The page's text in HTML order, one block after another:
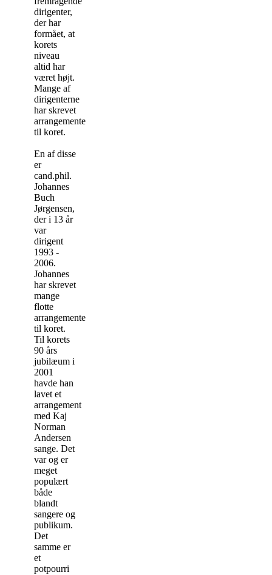
dirigenter,
der har
formået, at
korets
niveau
altid har
været højt.
Mange af
dirigenterne
har skrevet
arrangementer
til koret.
En af disse
er
cand.phil.
Johannes
Buch
Jørgensen,
der i 13 år
var
dirigent
1993 -
2006.
Johannes
har skrevet
mange
flotte
arrangementer
til koret.
Til korets
90 års
jubilæum i
2001
havde han
lavet et
arrangement
med Kaj
Norman
Andersen
sange. Det
var og er
meget
populært
både
blandt
sangere og
publikum.
Det
samme er
et
potpourri